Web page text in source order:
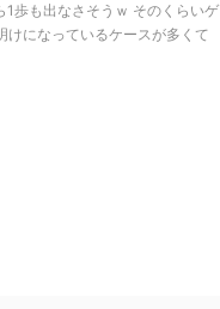
歩も出なさそうｗ そのくらいゲ
になっているケースが多くて